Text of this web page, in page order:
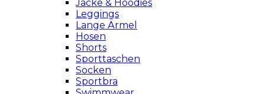
Jacke & Hoodies
Leggings
Lange Ärmel
Hosen
Shorts
Sporttaschen
Socken
Sportbra